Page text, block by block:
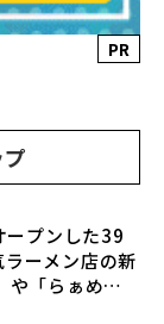
PR
ープンした39
ーメン店の新
や「らぁめん
ん♪